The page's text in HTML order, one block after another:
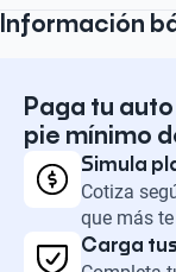
Información
Paga tu
pie mínimo
Simula
Cotiza
que más
Carga